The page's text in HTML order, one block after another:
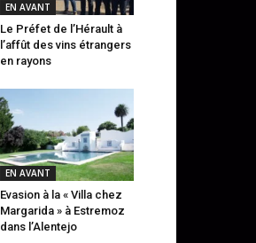
EN AVANT
Le Préfet de l’Hérault à
l’affût des vins étrangers
en rayons
EN AVANT
Evasion à la « Villa chez
Margarida » à Estremoz
dans l’Alentejo